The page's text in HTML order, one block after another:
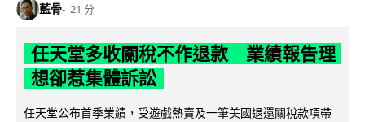
藍骨 21 分
任天堂多收關稅不作退款 業績報告理
想卻惹集體訴訟
任天堂公布首季業績，受遊戲熱賣及一筆美國退還關稅款項帶